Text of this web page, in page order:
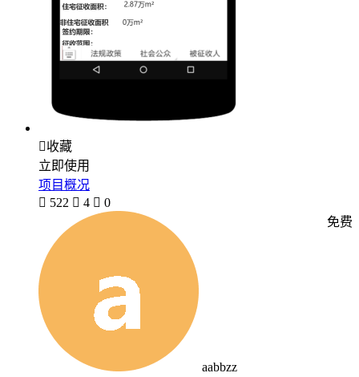
收藏
立即使用
项目概况
 522  4  0
aabbzz
免费